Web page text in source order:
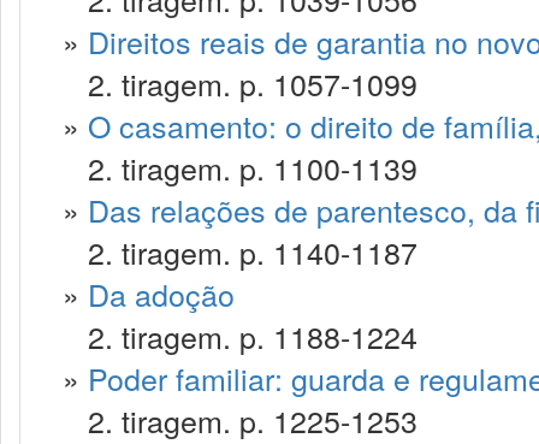
» Direitos reais de garantia no
2. tiragem. p. 1057-1099
» O casamento: o direito de
2. tiragem. p. 1100-1139
» Das relações de parentesco, da
2. tiragem. p. 1140-1187
» Da adoção
2. tiragem. p. 1188-1224
» Poder familiar: guarda e
2. tiragem. p. 1225-1253